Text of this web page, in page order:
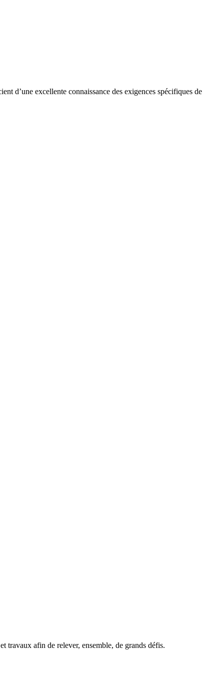
d’une excellente connaissance des exigences spécifiques de
travaux afin de relever, ensemble, de grands défis.